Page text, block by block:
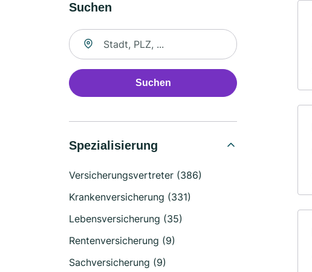
Suchen
Suche nach Ort
Suchen
Spezialisierung
Versicherungsvertreter (386)
Krankenversicherung (331)
Lebensversicherung (35)
Rentenversicherung (9)
Sachversicherung (9)